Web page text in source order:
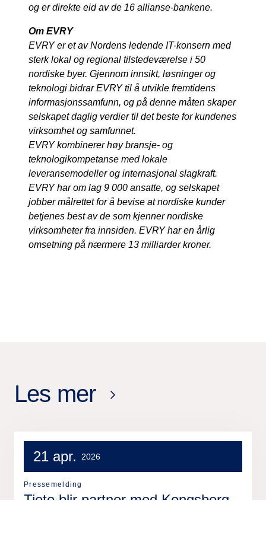
og er direkte eid av de 16 allianse-bankene.
Om EVRY
EVRY er et av Nordens ledende IT-konsern med
sterk lokal og regional tilstedeværelse i 50
nordiske byer. Gjennom innsikt, løsninger og
teknologi bidrar EVRY til å utvikle fremtidens
informasjonssamfunn, og på denne måten skaper
selskapet daglig verdier til det beste for kundenes
virksomhet og samfunnet.
EVRY kombinerer høy bransje- og
teknologikompetanse med lokale
leveransemodeller og internasjonal slagkraft.
EVRY har om lag 9 000 ansatte, og selskapet
jobber målrettet for å bevise at nordiske kunder
betjenes best av de som kjenner nordiske
virksomheter fra innsiden. EVRY har en årlig
omsetning på nærmere 13 milliarder kroner.
Les mer
21 apr. 2026
Pressemelding
Tieto blir partner med Kongsberg